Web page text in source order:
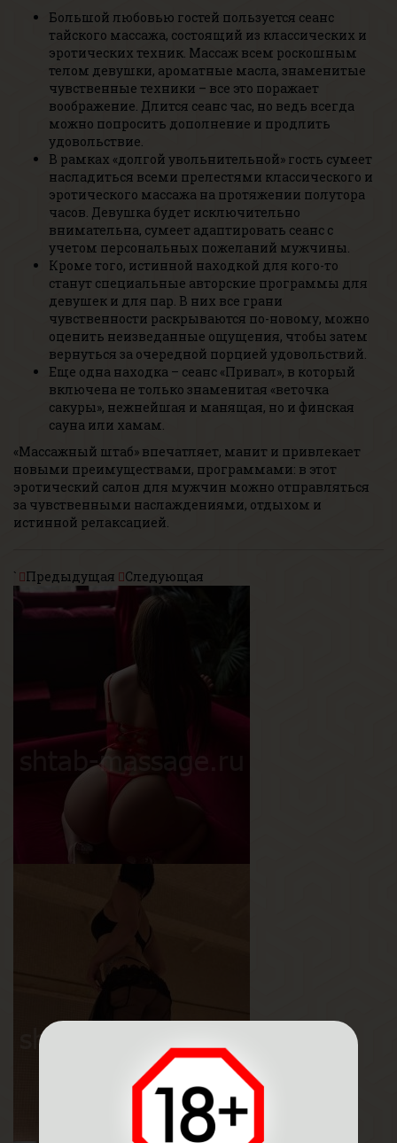
Большой любовью гостей пользуется сеанс
тайского массажа, состоящий из классических и
эротических техник. Массаж всем роскошным
телом девушки, ароматные масла, знаменитые
чувственные техники – все это поражает
воображение. Длится сеанс час, но ведь всегда
можно попросить дополнение и продлить
удовольствие.
В рамках «долгой увольнительной» гость сумеет
насладиться всеми прелестями классического и
эротического массажа на протяжении полутора
часов. Девушка будет исключительно
внимательна, сумеет адаптировать сеанс с
учетом персональных пожеланий мужчины.
Кроме того, истинной находкой для кого-то
станут специальные авторские программы для
девушек и для пар. В них все грани
чувственности раскрываются по-новому, можно
оценить неизведанные ощущения, чтобы затем
вернуться за очередной порцией удовольствий.
Еще одна находка – сеанс «Привал», в который
включена не только знаменитая «веточка
сакуры», нежнейшая и манящая, но и финская
сауна или хамам.
«Массажный штаб» впечатляет, манит и привлекает
новыми преимуществами, программами: в этот
эротический салон для мужчин можно отправляться
за чувственными наслаждениями, отдыхом и
истинной релаксацией.
` Предыдущая Следующая
160 см
Грудь
2-й